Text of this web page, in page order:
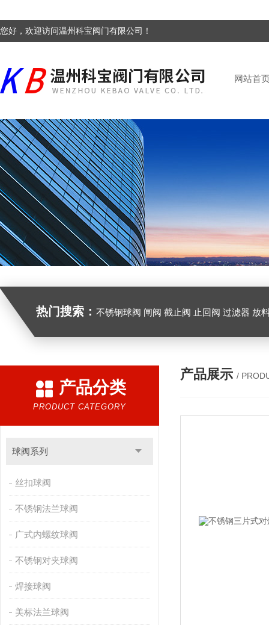
您好，欢迎访问温州科宝阀门有限公司！
网站首
热门搜索： 不锈钢球阀 闸阀 截止阀 止回阀 过滤器 放
产品分类
PRODUCT CATEGORY
球阀系列
丝扣球阀
不锈钢法兰球阀
广式内螺纹球阀
不锈钢对夹球阀
焊接球阀
美标法兰球阀
产品展示 /